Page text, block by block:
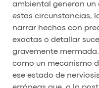
ambiental generan un
estas circunstancias,
narrar hechos con
exactas o detallar
gravemente
como un mecanismo
ese estado de